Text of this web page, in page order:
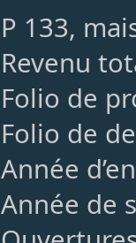
P 133,
Revenu
Folio de
Folio de
Année
Année de